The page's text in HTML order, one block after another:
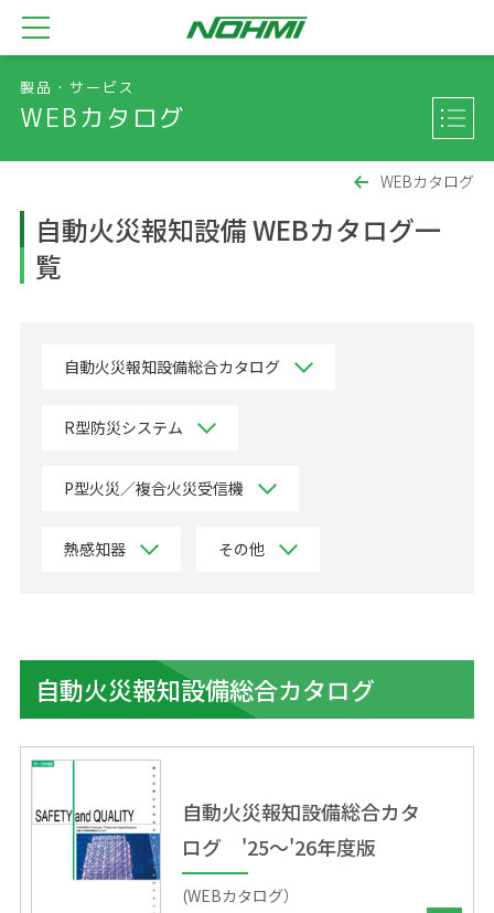
製品・サービス
WEBカタログ
WEBカタログ
自動火災報知設備 WEBカタログ一
覧
自動火災報知設備総合カタログ
R型防災システム
P型火災／複合火災受信機
熱感知器 その他
自動火災報知設備総合カタログ
自動火災報知設備総合カタ
ログ '25～'26年度版
(WEBカタログ）